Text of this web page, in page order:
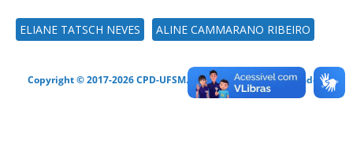
ELIANE TATSCH NEVES ALINE CAMMARANO RIBEIRO
Copyright © 2017-2026 CPD-UFSM. Todos os direitos reservados.